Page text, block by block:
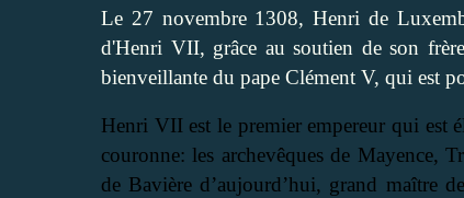
Le 27 novembre 1308, Henri de
d'Henri VII, grâce au soutien de son
bienveillante du pape Clément V, qui est
Henri VII est le premier empereur qui est
couronne: les archevêques de Mayence,
de Bavière d’aujourd’hui, grand maître